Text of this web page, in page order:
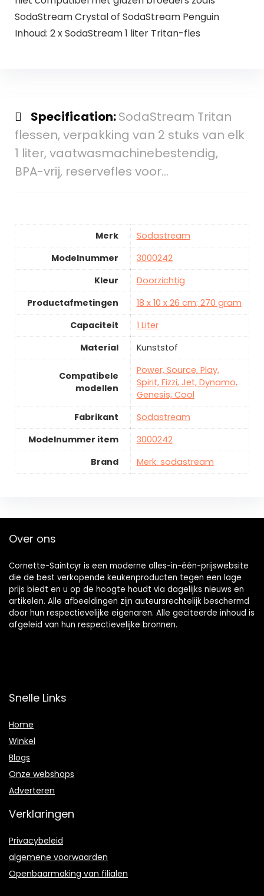
SodaStream Crystal of SodaStream Penguin
Inhoud: 2 x SodaStream 1 liter Tritan-fles
Specification:SodaStream Tritan
flessen, verpakking van 2 stuks van elk
1 liter, vaatwasmachinebestendig,
BPA-vrij, reservefles voor…
Merk
Sodastream
Modelnummer
3000242
Kleur
Doorzichtig
Productafmetingen
18 x 10 x 26 cm; 270 gram
Capaciteit
1 Liter
Material
Kunststof
Compatibele
modellen
Power, Source, Play,
Spirit, Fizzi, Jet, Dynamo,
Genesis, Cool
Fabrikant
Sodastream
Modelnummer item
3000242
Brand
Merk: sodastream
Over ons
Cornette-Saintcyr is een moderne alles-in-één-prijswebsite
die de best verkopende keukenproducten tegen een lage
prijs biedt en u op de hoogte houdt via dagelijks nieuws en
artikelen. Alle afbeeldingen zijn auteursrechtelijk beschermd
door hun respectievelijke eigenaren. Alle geciteerde inhoud is
afgeleid van hun respectievelijke bronnen.
Snelle Links
Home
Winkel
Blogs
Onze webshops
Adverteren
Verklaringen
Privacybeleid
algemene voorwaarden
Openbaarmaking van filialen